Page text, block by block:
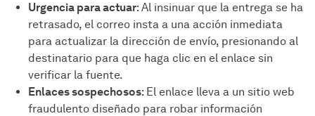
Urgencia para actuar: Al insinuar que la entrega se ha
retrasado, el correo insta a una acción inmediata
para actualizar la dirección de envío, presionando al
destinatario para que haga clic en el enlace sin
verificar la fuente.
Enlaces sospechosos: El enlace lleva a un sitio web
fraudulento diseñado para robar información